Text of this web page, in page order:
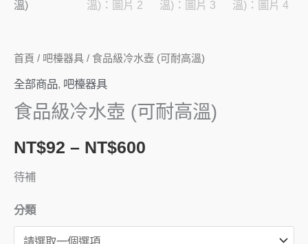
首頁 / 吧檯器具 / 食品級冷水壺 (可耐高溫)
全部商品, 吧檯器具
食品級冷水壺 (可耐高溫)
NT$92 – NT$600
待補
分類